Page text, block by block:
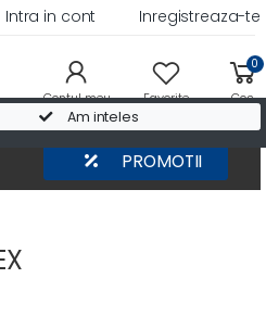
Am inteles
Intra in cont Inregistreaza-te
Contul meu Favorite
0
Cos
PROMOTII